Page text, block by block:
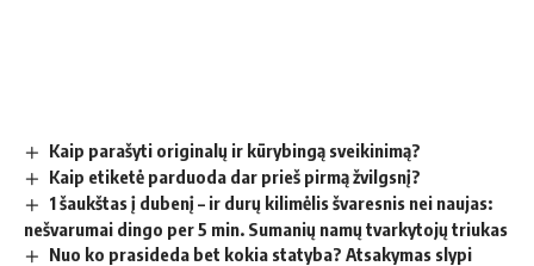
Kaip parašyti originalų ir kūrybingą sveikinimą?
Kaip etiketė parduoda dar prieš pirmą žvilgsnį?
1 šaukštas į dubenį – ir durų kilimėlis švaresnis nei naujas:
nešvarumai dingo per 5 min. Sumanių namų tvarkytojų triukas
Nuo ko prasideda bet kokia statyba? Atsakymas slypi